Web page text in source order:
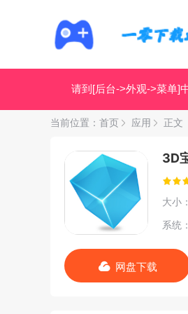
请到[后台->外观->菜单]
当前位置： 首页 应用 正文
3D
大小
系统
网盘下载